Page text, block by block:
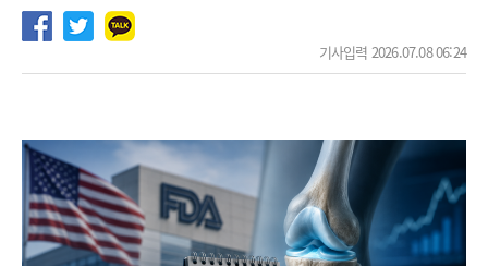
기사입력 2026.07.08 06:24